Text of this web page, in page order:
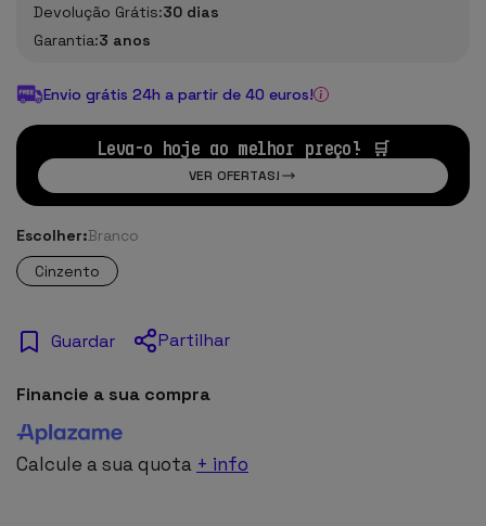
Devolução Grátis:30 dias
Garantia:3 anos
Envio grátis 24h a partir de 40 euros!
Leva-o hoje ao melhor preço! 🛒
VER OFERTAS!
Escolher:Branco
Cinzento
Guardar Partilhar
Financie a sua compra
Calcule a sua quota + info